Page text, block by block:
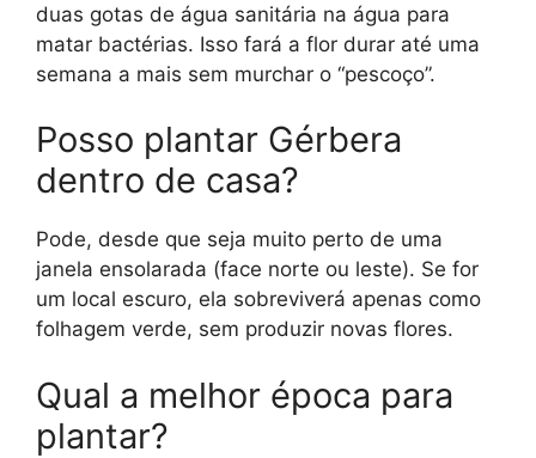
duas gotas de água sanitária na água para
matar bactérias. Isso fará a flor durar até uma
semana a mais sem murchar o “pescoço”.
Posso plantar Gérbera
dentro de casa?
Pode, desde que seja muito perto de uma
janela ensolarada (face norte ou leste). Se for
um local escuro, ela sobreviverá apenas como
folhagem verde, sem produzir novas flores.
Qual a melhor época para
plantar?